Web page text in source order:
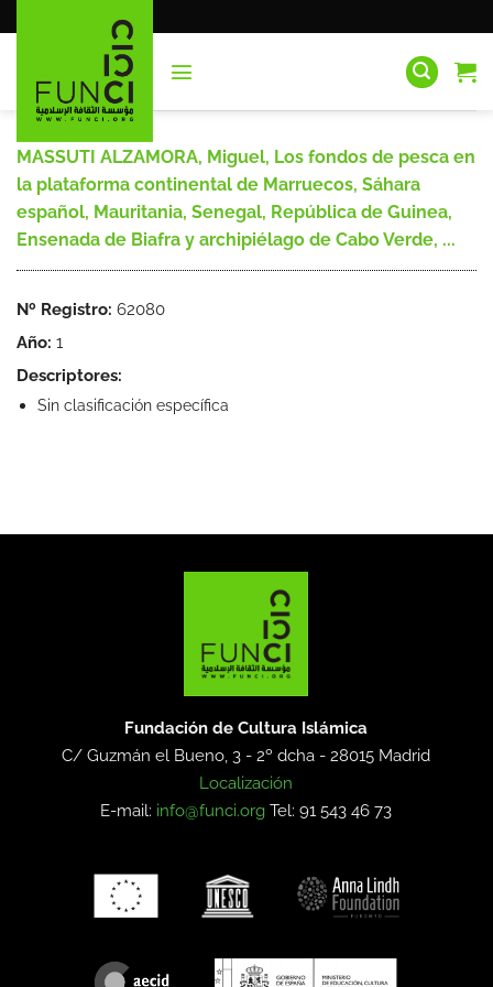
al
MASSUTI ALZAMORA, Miguel, Los fondos de pesca en
la plataforma continental de Marruecos, Sáhara
español, Mauritania, Senegal, República de Guinea,
Ensenada de Biafra y archipiélago de Cabo Verde, ...
Nº Registro: 62080
Año: 1
Descriptores:
Sin clasificación específica
Fundación de Cultura Islámica
C/ Guzmán el Bueno, 3 - 2º dcha -28015 Madrid
Localización
E-mail: info@funci.org Tel: 91 543 46 73